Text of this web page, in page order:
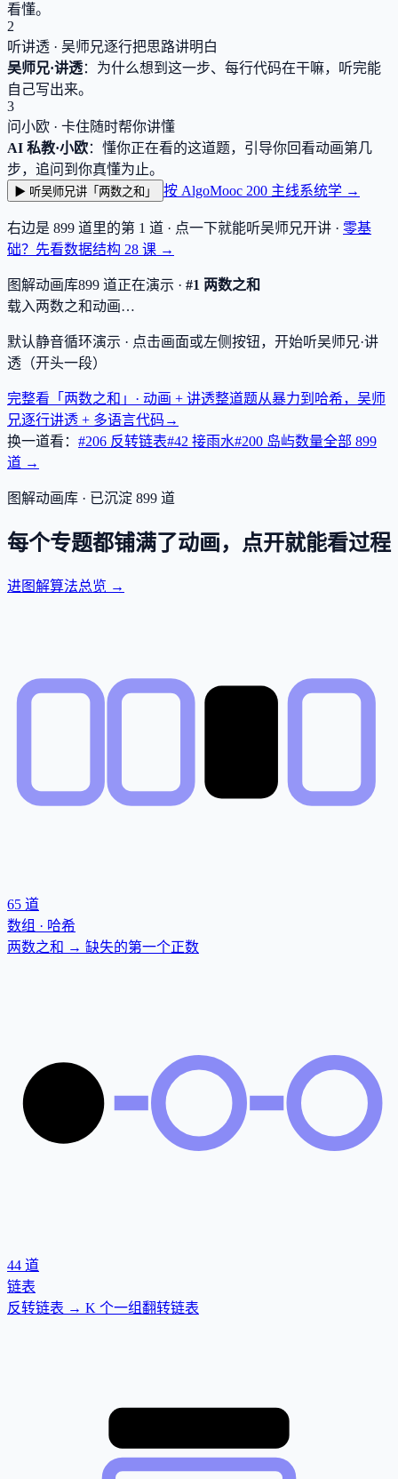
看懂。
2
听讲透 · 吴师兄逐行把思路讲明白
吴师兄·讲透：为什么想到这一步、每行代码在干嘛，听完能
自己写出来。
3
问小欧 · 卡住随时帮你讲懂
AI 私教·小欧：懂你正在看的这道题，引导你回看动画第几
步，追问到你真懂为止。
▶ 听吴师兄讲「两数之和」 按 AlgoMooc 200 主线系统学 →
右边是 899 道里的第 1 道 · 点一下就能听吴师兄开讲 · 零基
础？先看数据结构 28 课 →
图解动画库899 道正在演示 · #1 两数之和
载入两数之和动画…
默认静音循环演示 · 点击画面或左侧按钮，开始听吴师兄·讲
透（开头一段）
完整看「两数之和」· 动画 + 讲透整道题从暴力到哈希，吴师
兄逐行讲透 + 多语言代码 →
换一道看： #206 反转链表#42 接雨水#200 岛屿数量全部 899
道 →
图解动画库 · 已沉淀 899 道
每个专题都铺满了动画，点开就能看过程
进图解算法总览 →
65 道
数组 · 哈希
两数之和 → 缺失的第一个正数
44 道
链表
反转链表 → K 个一组翻转链表